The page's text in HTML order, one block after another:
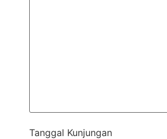
Tanggal Kunjungan